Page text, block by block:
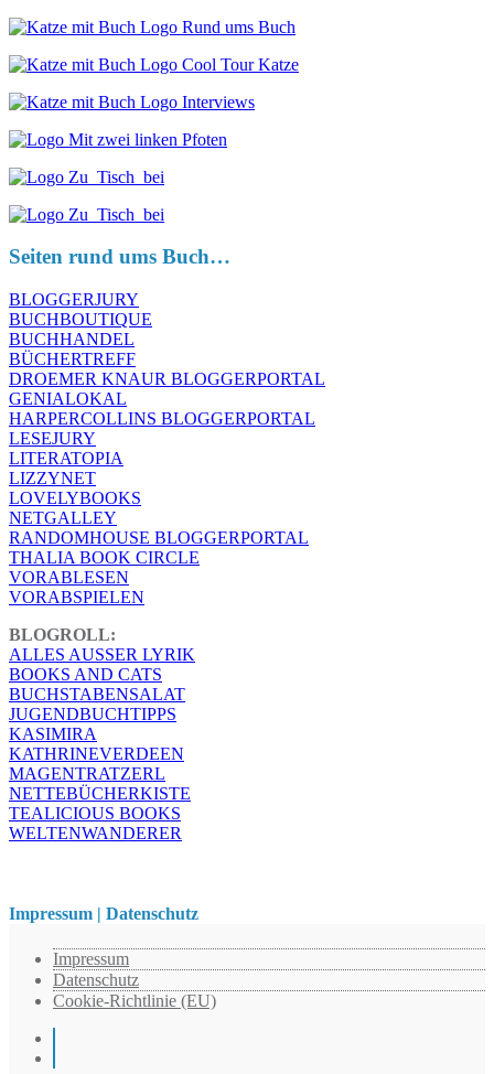
Seiten rund ums Buch…
BLOGGERJURY
BUCHBOUTIQUE
BUCHHANDEL
BÜCHERTREFF
DROEMER KNAUR BLOGGERPORTAL
GENIALOKAL
HARPERCOLLINS BLOGGERPORTAL
LESEJURY
LITERATOPIA
LIZZYNET
LOVELYBOOKS
NETGALLEY
RANDOMHOUSE BLOGGERPORTAL
THALIA BOOK CIRCLE
VORABLESEN
VORABSPIELEN
BLOGROLL:
ALLES AUSSER LYRIK
BOOKS AND CATS
BUCHSTABENSALAT
JUGENDBUCHTIPPS
KASIMIRA
KATHRINEVERDEEN
MAGENTRATZERL
NETTEBÜCHERKISTE
TEALICIOUS BOOKS
WELTENWANDERER
Impressum | Datenschutz
Impressum
Datenschutz
Cookie-Richtlinie (EU)